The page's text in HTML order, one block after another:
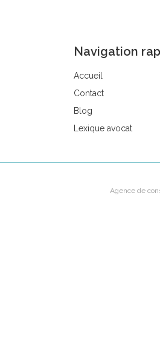
Navigation
Accueil
Contact
Blog
Lexique avocat
Agence de